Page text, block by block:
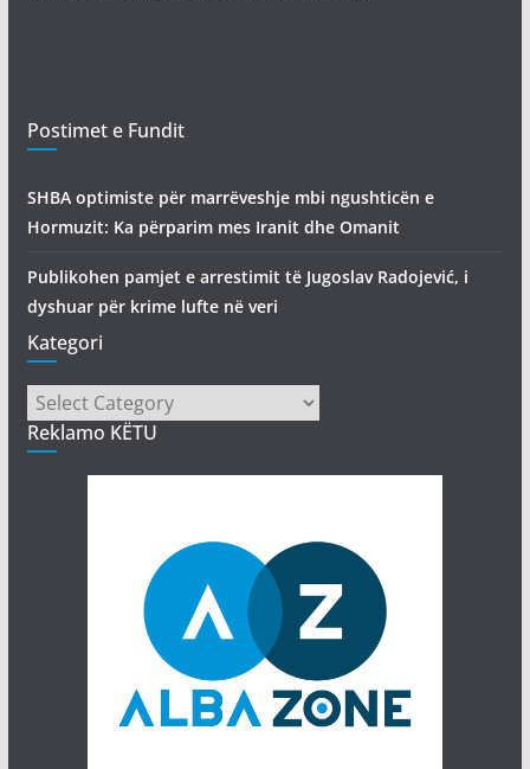
Postimet e Fundit
SHBA optimiste për marrëveshje mbi ngushticën e
Hormuzit: Ka përparim mes Iranit dhe Omanit
Publikohen pamjet e arrestimit të Jugoslav Radojević, i
dyshuar për krime lufte në veri
Kategori
Kategori
Reklamo KËTU